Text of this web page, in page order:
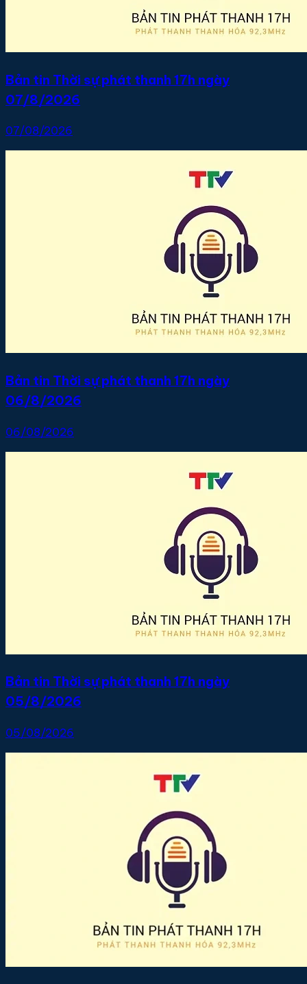
Bản tin Thời sự phát thanh 17h ngày
07/8/2026
07/08/2026
Bản tin Thời sự phát thanh 17h ngày
06/8/2026
06/08/2026
Bản tin Thời sự phát thanh 17h ngày
05/8/2026
05/08/2026